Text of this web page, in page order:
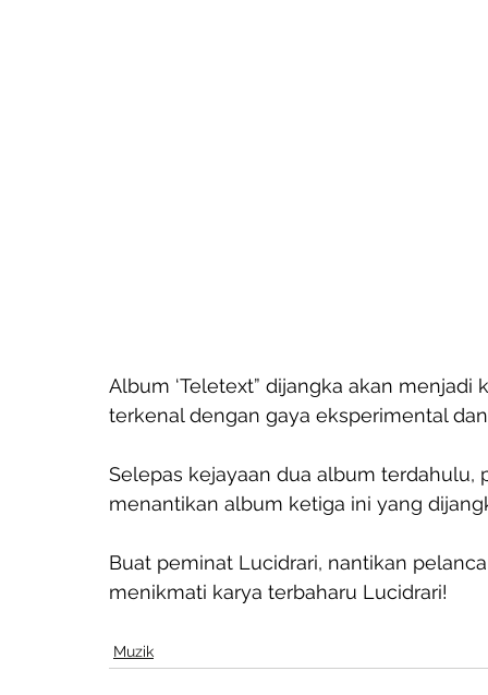
Album ‘Teletext” dijangka akan
terkenal dengan gaya eksperimental
Selepas kejayaan dua album
menantikan album ketiga ini yang
Buat peminat Lucidrari, nantikan
menikmati karya terbaharu Lucidrari!
Muzik